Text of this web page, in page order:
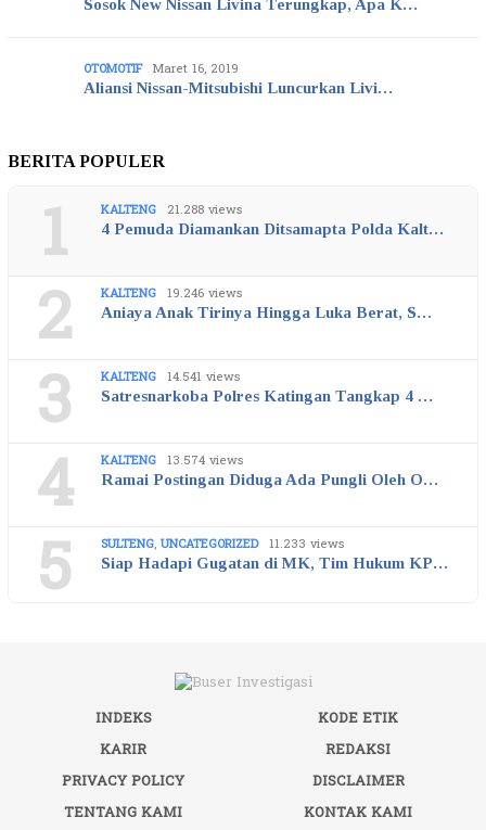
Sosok New Nissan Livina Terungkap, Apa K…
OTOMOTIF Maret 16, 2019
Aliansi Nissan-Mitsubishi Luncurkan Livi…
BERITA POPULER
1 KALTENG 21.288 views
4 Pemuda Diamankan Ditsamapta Polda Kalt…
2 KALTENG 19.246 views
Aniaya Anak Tirinya Hingga Luka Berat, S…
3 KALTENG 14.541 views
Satresnarkoba Polres Katingan Tangkap 4 …
4 KALTENG 13.574 views
Ramai Postingan Diduga Ada Pungli Oleh O…
5 SULTENG, UNCATEGORIZED 11.233 views
Siap Hadapi Gugatan di MK, Tim Hukum KP…
INDEKS
KODE ETIK
KARIR
REDAKSI
PRIVACY POLICY
DISCLAIMER
TENTANG KAMI
KONTAK KAMI